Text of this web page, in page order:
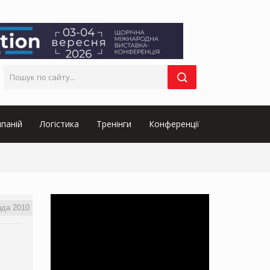
Логістика Тренінги Конференції
2010